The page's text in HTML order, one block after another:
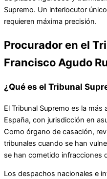
Supremo. Un interlocutor
requieren máxima precisión.
Procurador en el
Francisco Agudo
¿Qué es el Tribunal
El Tribunal Supremo es la
España, con jurisdicción en
Como órgano de casación,
tribunales cuando se han
se han cometido infracciones
Los despachos nacionales e